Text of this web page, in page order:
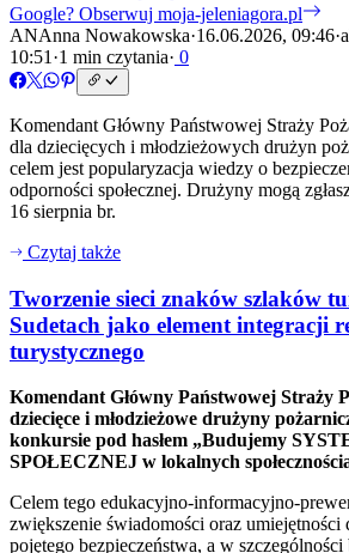
Google? Obserwuj moja-jeleniagora.pl
ANAnna Nowakowska·16.06.2026, 09:46·
10:51 ·1 min czytania· 0
Komendant Główny Państwowej Straży
dla dziecięcych i młodzieżowych drużyn
celem jest popularyzacja wiedzy o
odporności społecznej. Drużyny mogą
16 sierpnia br.
Czytaj także
Tworzenie sieci znaków szlaków
Sudetach jako element integracji
turystycznego
Komendant Główny Państwowej Straży
dziecięce i młodzieżowe drużyny
konkursie pod hasłem „Budujemy
SPOŁECZNEJ w lokalnych
Celem tego edukacyjno-informacyjno-
zwiększenie świadomości oraz umiejętności
pojętego bezpieczeństwa, a w